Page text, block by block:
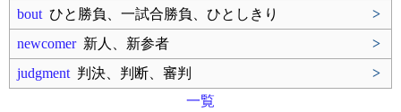
bout ひと勝負、一試合勝負、ひとしきり
>
newcomer新人、新参者
>
judgment 判決、判断、審判
>
一覧